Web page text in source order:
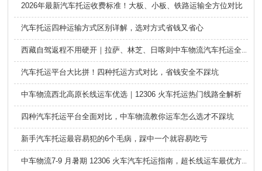
2026年最新汽车托运收费标准！大板、小板、铁路运输全方位对比
汽车托运四种运输方式区别详解，选对方式省钱又省心
西藏自驾返程不用硬开｜拉萨、林芝、日喀则中车物流汽车托运全指南
汽车托运平台大比拼！四种托运方式对比，省钱安全不踩坑
中车物流西北高原长线运车优选｜12306 火车托运热门线路全解析
四种汽车托运平台全面对比，中车物流教你运车怎么选才不踩坑
新手汽车托运最容易犯的6个毛病，踩中一个就容易吃亏
中车物流7-9 月暑期 12306 火车汽车托运指南，超长线运车最优方案